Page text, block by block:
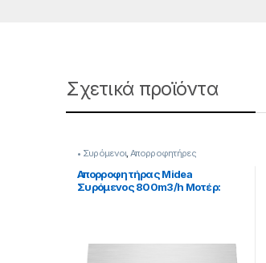
Σχετικά προϊόντα
• Συρόμενοι,Απορροφητήρες
Απορροφητήρας Midea
Συρόμενος 800m3/h Μοτέρ: